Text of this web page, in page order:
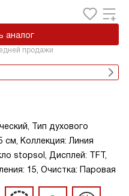
аналог
продажи
Тип духового
Коллекция: Линия
stopsol, Дисплей: TFT,
15, Очистка: Паровая